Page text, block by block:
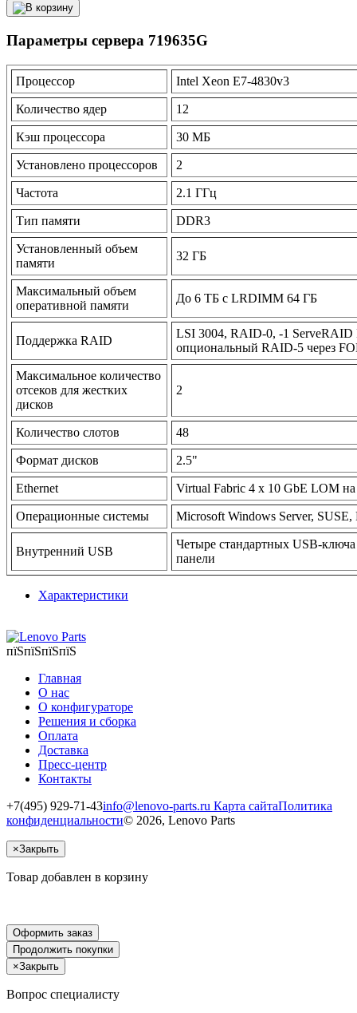
Параметры сервера 719635G
Процессор Intel Xeon E7-4830v3
Количество ядер 12
Кэш процессора 30 МБ
Установлено процессоров 2
Частота 2.1 ГГц
Тип памяти DDR3
Установленный объем
памяти
32 ГБ
Максимальный объем
оперативной памяти
До 6 ТБ с LRDIMM 64 ГБ
Поддержка RAID
LSI 3004, RAID-0, -1 ServeRAID
опциональный RAID-5 через
Максимальное количество
отсеков для жестких
дисков
2
Количество слотов 48
Формат дисков 2.5"
Ethernet Virtual Fabric 4 x 10 GbE LOM
Операционные системы Microsoft Windows Server,
Внутренний USB
Четыре стандартных USB-
панели
Характеристики
пїЅпїЅпїЅпїЅ
Главная
О нас
О конфигураторе
Решения и сборка
Оплата
Доставка
Пресс-центр
Контакты
+7(495) 929-71-43info@lenovo-parts.ru Карта сайтаПолитика
конфиденциальности© 2026, Lenovo Parts
×Закрыть
Товар добавлен в корзину
Оформить заказ
Продолжить покупки
×Закрыть
Вопрос специалисту